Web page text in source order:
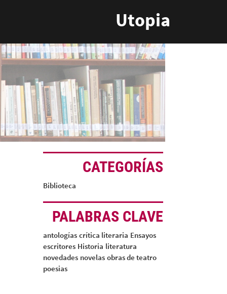
Utopia
CATEGORÍAS
Biblioteca
PALABRAS CLAVE
antologías crítica literaria Ensayos
escritores Historia literatura
novedades novelas obras de teatro
poesias